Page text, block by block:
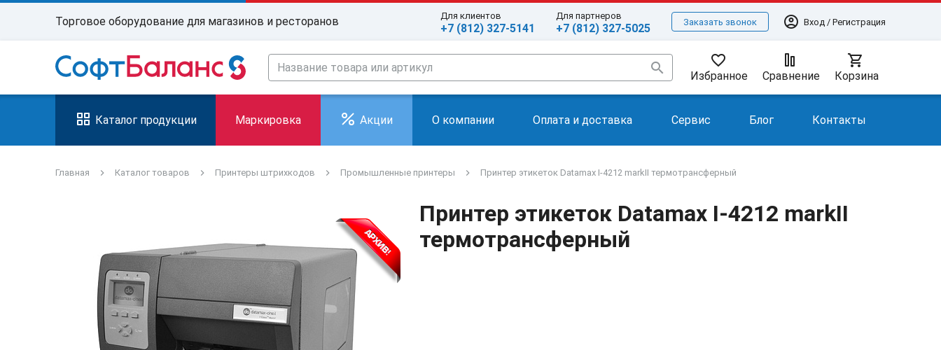
Торговое оборудование для магазинов и ресторанов Для клиентов
+7 (812) 327-5141
Для партнеров
+7 (812) 327-5025 Заказать звонок account_circle Вход / Регистрация
search favorite_border
Избранное Сравнение
shopping_cart
Корзина
Каталог продукции Маркировка Акции О компании Оплата и доставка Сервис Блог Контакты
Главная Каталог товаров Принтеры штрихкодов Промышленные принтеры Принтер этикеток Datamax I-4212 markII термотрансферный
Принтер этикеток Datamax I-4212 markII
термотрансферный